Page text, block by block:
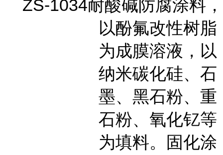
ZS-1034耐酸碱防腐涂料，
以酚氟改性树脂
为成膜溶液，以
纳米碳化硅、石
墨、黑石粉、重
石粉、氧化钇等
为填料。固化涂